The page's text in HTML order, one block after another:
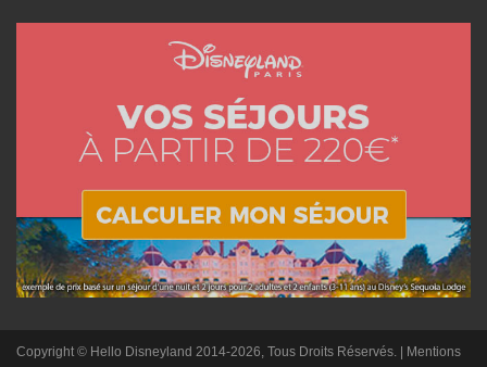
Copyright © Hello Disneyland 2014-2026, Tous Droits Réservés. | Mentions